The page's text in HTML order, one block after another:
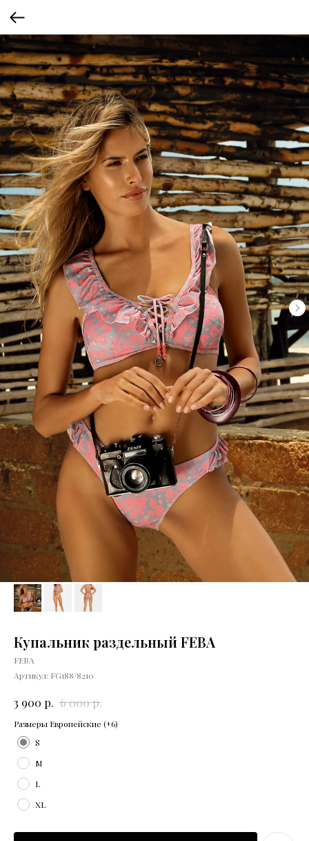
Купальник раздельный FEBA
FEBA
Артикул: FG188/8210
3 900 р. 6 000р.
Размеры Европейские (+6)
S
M
L
XL